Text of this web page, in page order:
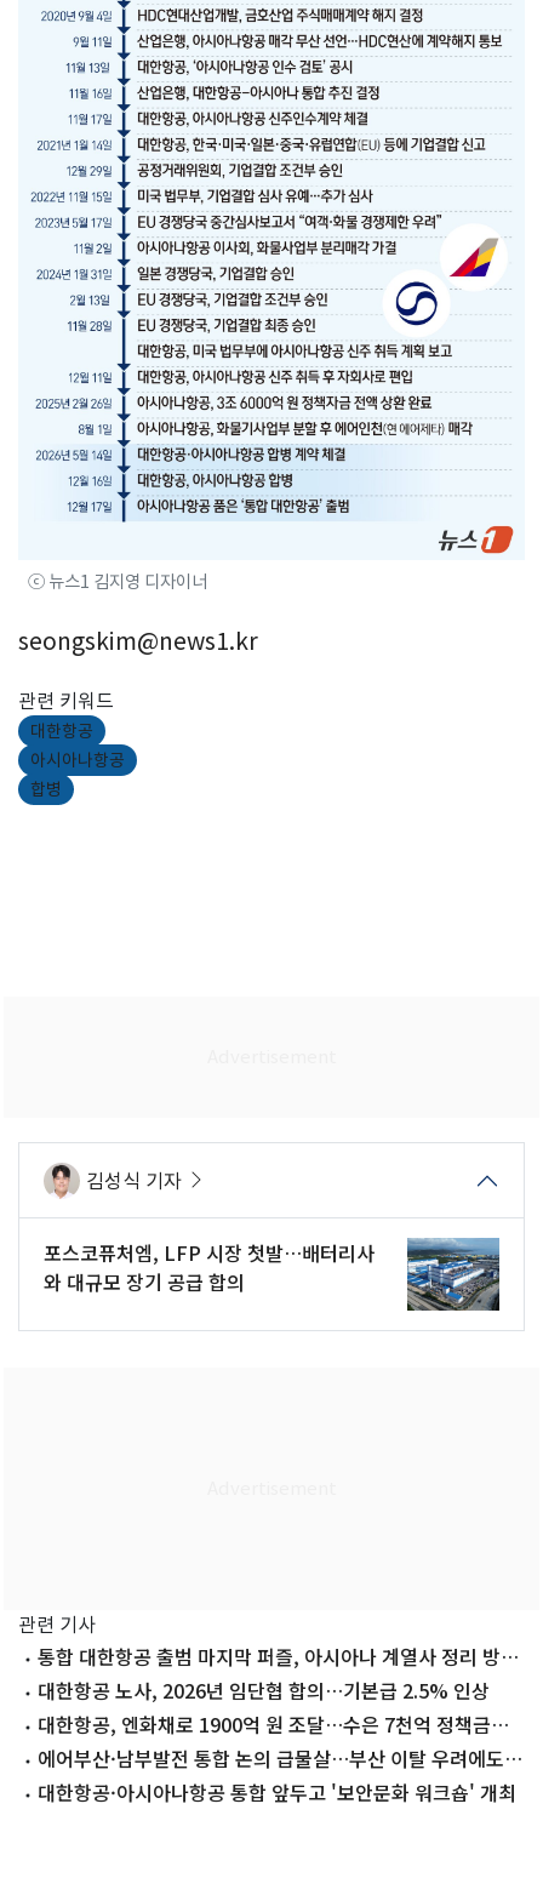
ⓒ 뉴스1 김지영 디자이너
seongskim@news1.kr
관련 키워드
대한항공
아시아나항공
합병
김성식 기자
포스코퓨처엠, LFP 시장 첫발…배터리사
와 대규모 장기 공급 합의
관련 기사
통합 대한항공 출범 마지막 퍼즐, 아시아나 계열사 정리 방안
윤곽대한항공 노사, 2026년 임단협 합의…기본급 2.5% 인상
대한항공, 엔화채로 1900억 원 조달…수은 7천억 정책금융
확보에어부산·남부발전 통합 논의 급물살…부산 이탈 우려에도
속수무책
대한항공·아시아나항공 통합 앞두고 '보안문화 워크숍' 개최